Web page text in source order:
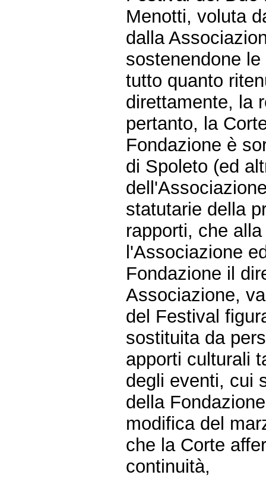
Menotti, voluta
dalla
sostenendone
tutto quanto
direttamente, la
pertanto, la
Fondazione è
di Spoleto (ed
statutarie della
rapporti, che
l'Associazione
Fondazione il
Associazione,
del Festival
sostituita da
apporti culturali
degli eventi, cui
della
modifica del
che la Corte
continuità,